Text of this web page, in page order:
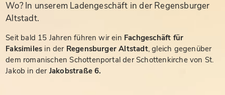
Wo? In unserem Ladengeschäft in der Regensburger
Altstadt.
Seit bald 15 Jahren führen wir ein Fachgeschäft für
Faksimiles in der Regensburger Altstadt, gleich gegenüber
dem romanischen Schottenportal der Schottenkirche von St.
Jakob in der Jakobstraße 6.